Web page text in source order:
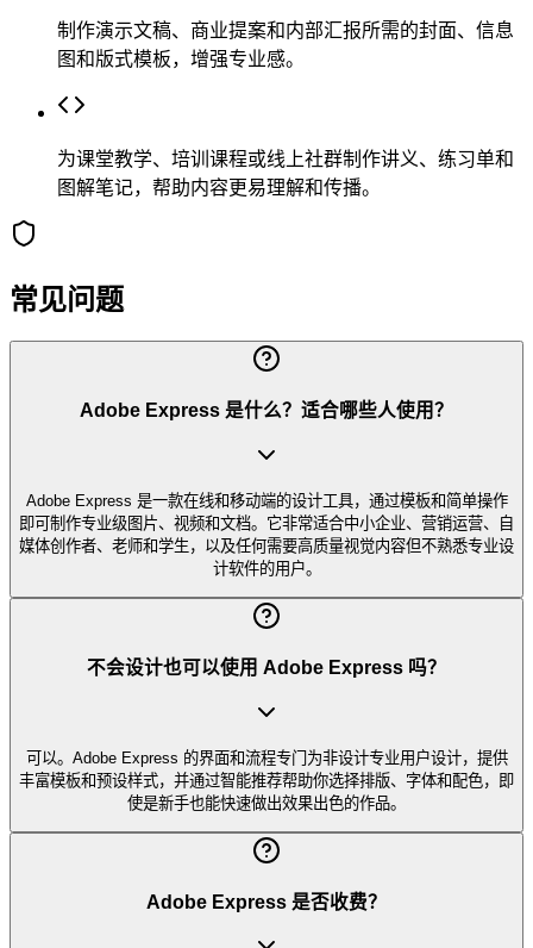
制作演示文稿、商业提案和内部汇报所需的封面、信息
图和版式模板，增强专业感。
为课堂教学、培训课程或线上社群制作讲义、练习单和
图解笔记，帮助内容更易理解和传播。
常见问题
Adobe Express 是什么？适合哪些人使用？
Adobe Express 是一款在线和移动端的设计工具，通过模板和简单操作
即可制作专业级图片、视频和文档。它非常适合中小企业、营销运营、自
媒体创作者、老师和学生，以及任何需要高质量视觉内容但不熟悉专业设
计软件的用户。
不会设计也可以使用 Adobe Express 吗？
可以。Adobe Express 的界面和流程专门为非设计专业用户设计，提供
丰富模板和预设样式，并通过智能推荐帮助你选择排版、字体和配色，即
使是新手也能快速做出效果出色的作品。
Adobe Express 是否收费？